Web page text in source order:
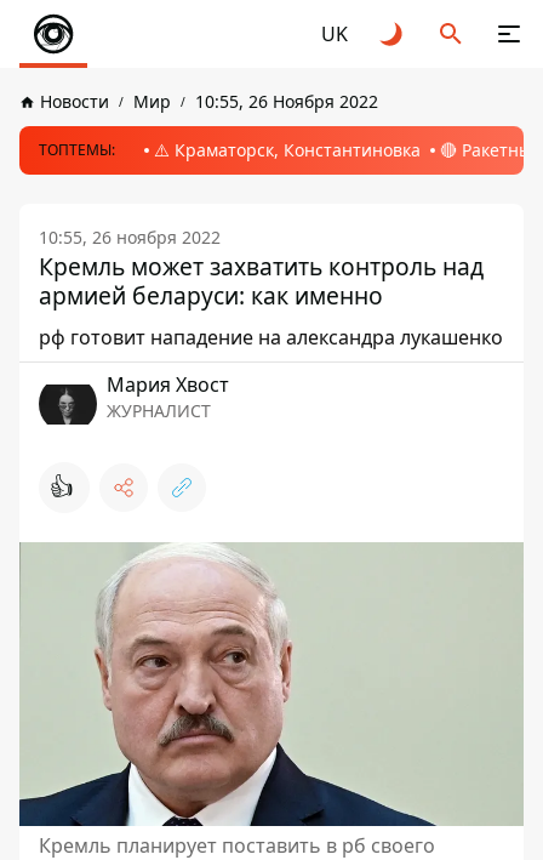
UK
Новости Мир 10:55, 26 Ноября 2022
ТОПТЕМЫ: ⚠️ Краматорск, Константиновка 🔴
10:55, 26 ноября 2022
Кремль может захватить контроль над
армией беларуси: как именно
рф готовит нападение на александра лукашенко
Мария Хвост
ЖУРНАЛИСТ
👍
Кремль планирует поставить в рб своего